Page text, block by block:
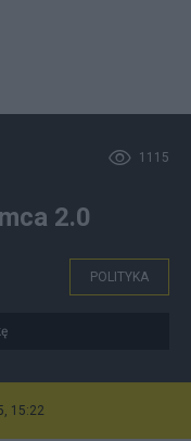
1115
2.0
POLITYKA
15:22